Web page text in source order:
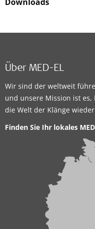
Über MED-EL
Wir sind der weltweit
und unsere Mission ist
die Welt der Klänge
Finden Sie Ihr lokales